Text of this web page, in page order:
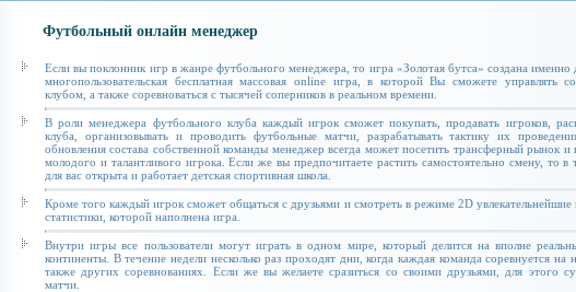
Футбольный онлайн менеджер
Если вы поклонник игр в жанре футбольного менеджера, то игра «Золотая бутса» создана именно
многопользовательская бесплатная массовая online игра, в которой Вы сможете управлять
клубом, а также соревноваться с тысячей соперников в реальном времени.
В роли менеджера футбольного клуба каждый игрок сможет покупать, продавать игроков,
клуба, организовывать и проводить футбольные матчи, разрабатывать тактику их
обновления состава собственной команды менеджер всегда может посетить трансферный рынок
молодого и талантливого игрока. Если же вы предпочитаете растить самостоятельно смену, то в
для вас открыта и работает детская спортивная школа.
Кроме того каждый игрок сможет общаться с друзьями и смотреть в режиме 2D увлекательнейшие
статистики, которой наполнена игра.
Внутри игры все пользователи могут играть в одном мире, который делится на вполне
континенты. В течение недели несколько раз проходят дни, когда каждая команда соревнуется на
также других соревнованиях. Если же вы желаете сразиться со своими друзьями, для этого
матчи.